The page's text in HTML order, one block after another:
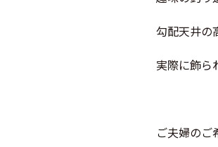
勾配天井の
実際に飾ら
ご夫婦のご